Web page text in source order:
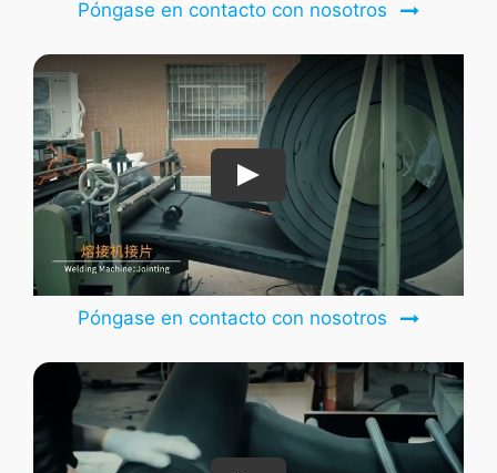
Póngase en contacto con nosotros
Póngase en contacto con nosotros